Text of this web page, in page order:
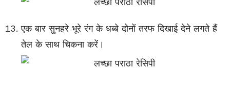
एक बार सुनहरे भूरे रंग के धब्बे दोनों तरफ दिखाई देने लगते हैं
तेल के साथ चिकना करें।